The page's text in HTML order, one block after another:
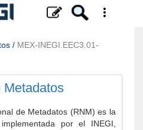
/ MEX-INEGI.EEC3.01-
Metadatos
de Metadatos (RNM) es la
por el INEGI,